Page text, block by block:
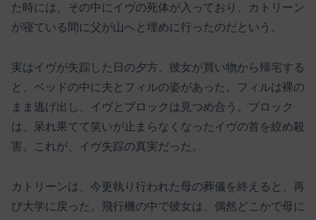
た時には、その中にイヴの死体が入っており、カトリーン
が寝ている間に父が山へと埋めに行ったのだという。
実はイヴが失踪した日の夕方、彼女が買い物から帰宅する
と、ベッドの中に夫とフィルの姿があった。フィルは裸の
まま逃げ出し、イヴとブロックは見つめ合う。ブロック
は、呆れ果てて笑いが止まらなくなったイヴの首を絞め殺
害。これが、イヴ失踪の真実だった。
カトリーンは、今更執り行われた母の葬儀を終えると、再
び大学に戻った。飛行機の中で彼女は、偶然どこかで母に